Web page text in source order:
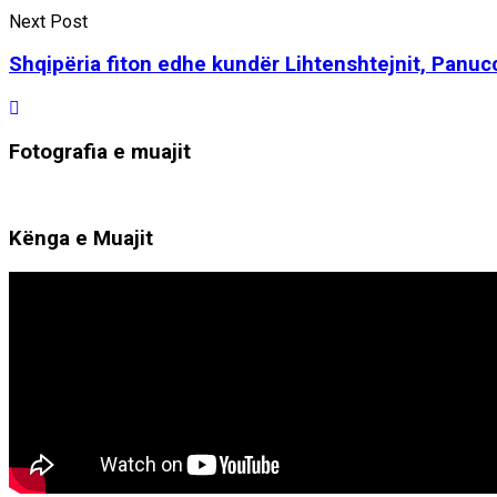
Next Post
Shqipëria fiton edhe kundër Lihtenshtejnit,
Fotografia e muajit
Kënga e Muajit